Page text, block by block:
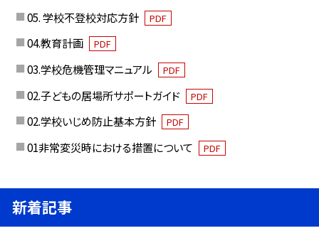
05. 学校不登校対応方針 PDF
04.教育計画 PDF
03.学校危機管理マニュアル PDF
02.子どもの居場所サポートガイド PDF
02.学校いじめ防止基本方針 PDF
01非常変災時における措置について PDF
新着記事